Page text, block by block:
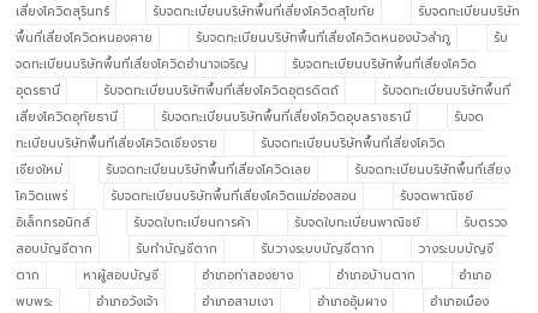
เสี่ยงโควิดสุรินทร์
รับจดทะเบียนบริษัทพื้นที่เสี่ยงโควิดสุโขทัย
รับจดทะเบียนบริษัท
พื้นที่เสี่ยงโควิดหนองคาย
รับจดทะเบียนบริษัทพื้นที่เสี่ยงโควิดหนองบัวลำภู
รับ
จดทะเบียนบริษัทพื้นที่เสี่ยงโควิดอำนาจเจริญ
รับจดทะเบียนบริษัทพื้นที่เสี่ยงโควิด
อุดรธานี
รับจดทะเบียนบริษัทพื้นที่เสี่ยงโควิดอุตรดิตถ์
รับจดทะเบียนบริษัทพื้นที่
เสี่ยงโควิดอุทัยธานี
รับจดทะเบียนบริษัทพื้นที่เสี่ยงโควิดอุบลราชธานี
รับจด
ทะเบียนบริษัทพื้นที่เสี่ยงโควิดเชียงราย
รับจดทะเบียนบริษัทพื้นที่เสี่ยงโควิด
เชียงใหม่
รับจดทะเบียนบริษัทพื้นที่เสี่ยงโควิดเลย
รับจดทะเบียนบริษัทพื้นที่เสี่ยง
โควิดแพร่
รับจดทะเบียนบริษัทพื้นที่เสี่ยงโควิดแม่ฮ่องสอน
รับจดพาณิชย์
อิเล็กทรอนิกส์
รับจดใบทะเบียนการค้า รับจดใบทะเบียนพาณิชย์
รับตรวจ
สอบบัญชีตาก
รับทำบัญชีตาก รับวางระบบบัญชีตาก
วางระบบบัญชี
ตาก
หาผู้สอบบัญชี อำเภอท่าสองยาง อำเภอบ้านตาก
อำเภอ
พบพระ
อำเภอวังเจ้า อำเภอสามเงา อำเภออุ้มผาง
อำเภอเมือง